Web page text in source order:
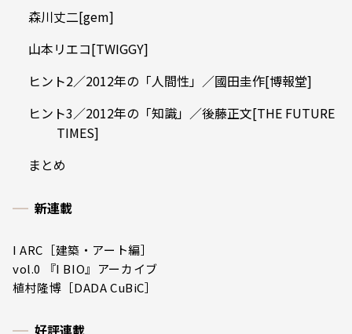
森川丈二[gem]
山本リエコ[TWIGGY]
ヒント2／2012年の「人間性」／國田圭作[博報堂]
ヒント3／2012年の「知識」／後藤正文[THE FUTURE
TIMES]
まとめ
新連載
I ARC［建築・アート編］
vol.0 『I BIO』アーカイブ
植村隆博［DADA CuBiC］
好評連載